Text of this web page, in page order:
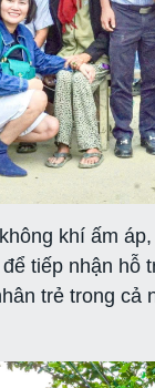
khí ấm
tiếp nhận
trẻ trong